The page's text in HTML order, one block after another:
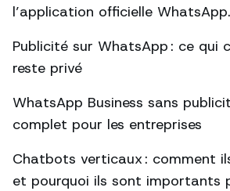
l’application officielle WhatsApp.
Publicité sur WhatsApp : ce qui
reste privé
WhatsApp Business sans
complet pour les entreprises
Chatbots verticaux : comment
et pourquoi ils sont importants